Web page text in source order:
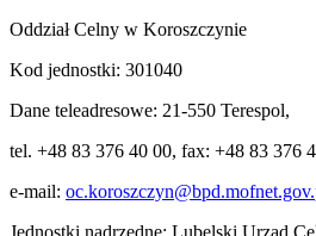
Oddział Celny w Koroszczynie
Kod jednostki: 301040
Dane teleadresowe: 21-550 Terespol,
tel. +48 83 376 40 00, fax: +48 83 376
e-mail:
Jednostki nadrzędne: Lubelski Urząd